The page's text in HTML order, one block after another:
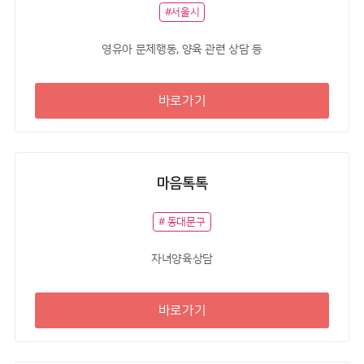
#서울시
영유아 문제행동, 양육 관련 상담 등
바로가기
마음톡톡
# 동대문구
자녀양육상담
바로가기